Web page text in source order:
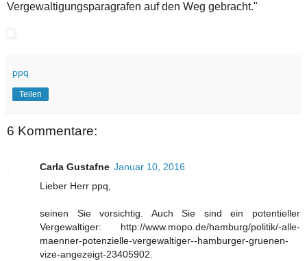
Vergewaltigungsparagrafen auf den Weg gebracht."
ppq
Teilen
6 Kommentare:
Carla Gustafne Januar 10, 2016
Lieber Herr ppq,
seinen Sie vorsichtig. Auch Sie sind ein potentieller
Vergewaltiger: http://www.mopo.de/hamburg/politik/-alle-
maenner-potenzielle-vergewaltiger--hamburger-gruenen-
vize-angezeigt-23405902.